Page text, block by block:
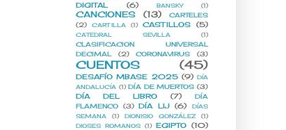
DIGITAL
(6) BANSKY (1)
CANCIONES (13)
CARTELES
(2)
CARTILLA (1) CASTILLOS (5)
CATEDRAL SEVILLA (1)
CLASIFICACION UNIVERSAL
DECIMAL
(2) CORONAVIRUS (3)
CUENTOS (45)
DESAFÍO MBASE 2025 (9) DÍA
ANDALUCÍA (1) DÍA DE MUERTOS (3)
DÍA DEL LIBRO (7)
DÍA
FLAMENCO
(3) DÍA LIJ (6)
DÍAS
SEMANA
(1) DIONISIO GONZÁLEZ
(1)
DIOSES ROMANOS (1) EGIPTO (10)